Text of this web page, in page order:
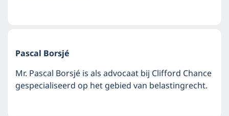
Pascal Borsjé
Mr. Pascal Borsjé is als advocaat bij Clifford Chance
gespecialiseerd op het gebied van belastingrecht.